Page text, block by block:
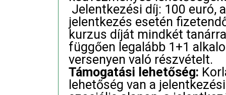
Jelentkezési díj: 100 euró,
jelentkezés esetén
kurzus díját mindkét
függően legalább 1+1
versenyen való részvételt.
Támogatási lehetőség:
lehetőség van a